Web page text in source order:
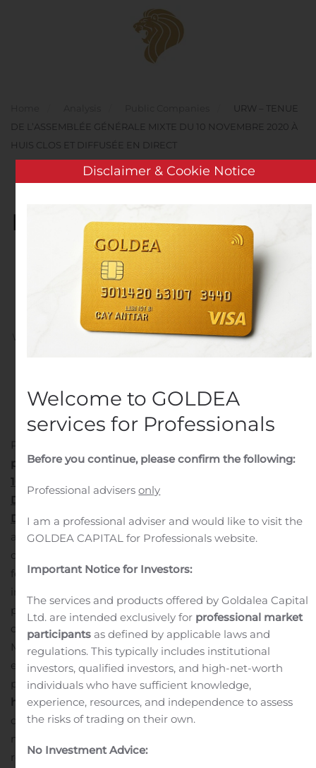
Skip to main content
URW – TENUE
DE L’ASSEMBLÉE GÉNÉRALE MIXTE DU 10 NOVEMBRE 2020 À
HUIS CLOS ET DIFFUSÉE EN DIRECT
L’ASSEMBLÉE GÉNÉRALE
MIXTE DU 10 NOVEMBRE
2020 À HUIS CLOS ET
DIFFUSÉE EN DIRECT
Customer ServiceonNovember 3, 2020
Paris, Amsterdam, le 3 novembre 2020
presseTENUE DE L’ASSEMBLÉE GÉNÉRALE MIXTE DU
10 NOVEMBRE 2020 À HUIS CLOS ET DIFFUSÉE EN
DIRECT
LES ACTIONNAIRES SONT INVITÉS À VOTER À
DISTANCEUnibail-Rodamco-Westfield SE informe ses
actionnaires que, dans le cadre des mesures de
confinement, d’interdiction des rassemblements et de
fermeture des établissements recevant du public
imposées par le Décret n° 2020-1310 du 29 octobre 2020
pour faire face à l’épidémie de COVID-19 dans le cadre
de l’état d’urgence sanitaire, l’Assemblée Générale
Mixte du 10 novembre 2020 se tiendra
exceptionnellement au siège social de la Société, situé 7,
place du Chancelier Adenauer, 75016 Paris,à huis clos,
hors la présence physique des actionnaires.Cette
décision est prise en application de l’Ordonnance
n° 2020-321 du 25 mars 2020 portant adaptation des
règles de réunion et de délibération des assemblées en
Disclaimer & Cookie Notice
Welcome to GOLDEA
services for Professionals
Before you continue, please confirm the following:
Professional advisersonly
I am a professional adviser and would like to visit the
GOLDEA CAPITAL for Professionals website.
Important Notice for Investors:
The services and products offered by Goldalea Capital
Ltd. are intended exclusively for professional market
participants as defined by applicable laws and
regulations. This typically includes institutional
investors, qualified investors, and high-net-worth
individuals who have sufficient knowledge,
experience, resources, and independence to assess
the risks of trading on their own.
No Investment Advice: